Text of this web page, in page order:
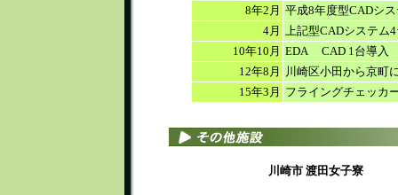
8年2月 平成8年度型CADシ
4月 上記型CADシステム
10年10月 EDA CAD 1台導入
12年8月
川崎区小田から京町
15年3月 フライングチェッカ
川崎市 渡田女子寮